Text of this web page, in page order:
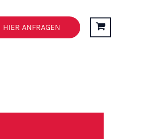
HIER ANFRAGEN